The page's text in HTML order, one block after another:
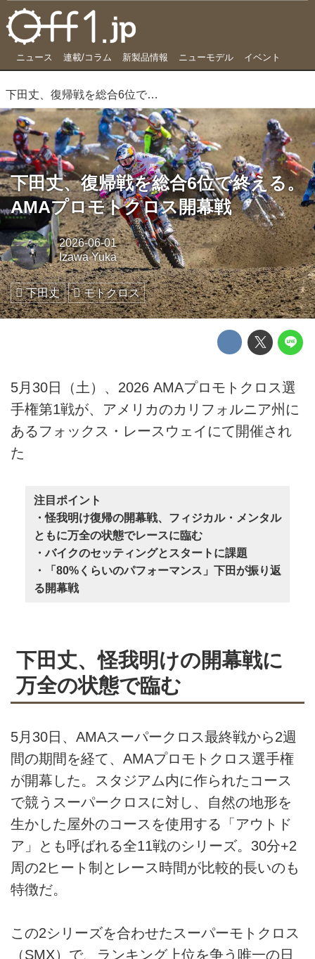
ニュース 連載/コラム 新製品情報 ニューモデル イベント
下田丈、復帰戦を総合6位で終える。AMAプロモトクロス開幕戦
下田丈、復帰戦を総合6位で終える。
AMAプロモトクロス開幕戦
2026-06-01
Izawa Yuka
下田丈 モトクロス
5月30日（土）、2026 AMAプロモトクロス選
手権第1戦が、アメリカのカリフォルニア州に
あるフォックス・レースウェイにて開催され
た
注目ポイント
・怪我明け復帰の開幕戦、フィジカル・メンタル
ともに万全の状態でレースに臨む
・バイクのセッティングとスタートに課題
・「80%くらいのパフォーマンス」下田が振り返
る開幕戦
下田丈、怪我明けの開幕戦に
万全の状態で臨む
5月30日、AMAスーパークロス最終戦から2週
間の期間を経て、AMAプロモトクロス選手権
が開幕した。スタジアム内に作られたコース
で競うスーパークロスに対し、自然の地形を
生かした屋外のコースを使用する「アウトド
ア」とも呼ばれる全11戦のシリーズ。30分+2
周の2ヒート制とレース時間が比較的長いのも
特徴だ。
この2シリーズを合わせたスーパーモトクロス
（SMX）で、ランキング上位を争う唯一の日